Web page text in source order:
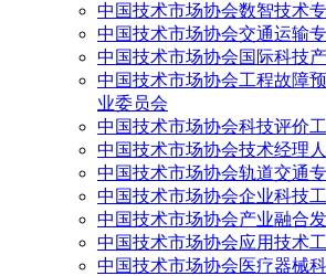
中国技术市场协会数智技术
中国技术市场协会交通运输
中国技术市场协会国际科技
中国技术市场协会工程故障
业委员会
中国技术市场协会科技评价
中国技术市场协会技术经理
中国技术市场协会轨道交通
中国技术市场协会企业科技
中国技术市场协会产业融合
中国技术市场协会应用技术
中国技术市场协会医疗器械